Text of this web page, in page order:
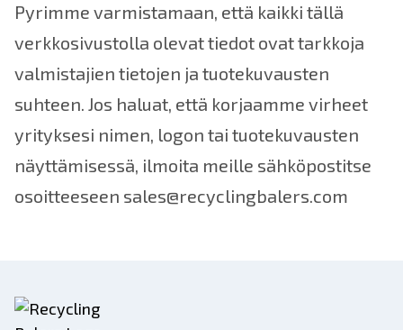
Pyrimme varmistamaan, että kaikki tällä
verkkosivustolla olevat tiedot ovat tarkkoja
valmistajien tietojen ja tuotekuvausten
suhteen. Jos haluat, että korjaamme virheet
yrityksesi nimen, logon tai tuotekuvausten
näyttämisessä, ilmoita meille sähköpostitse
osoitteeseen sales@recyclingbalers.com